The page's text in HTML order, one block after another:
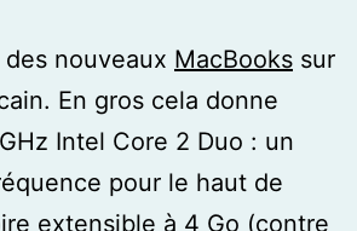
nouveaux MacBooks sur
En gros cela donne
Intel Core 2 Duo : un
pour le haut de
extensible à 4 Go (contre